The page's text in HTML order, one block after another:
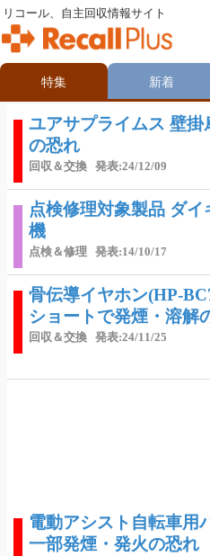
ユアサプライムス 壁掛
の恐れ
回収＆交換 発表:24/12/09
点検修理対象製品 ダ
機
点検＆修理 発表:14/10/17
骨伝導イヤホン(HP-
ショートで発煙・溶解
回収＆交換 発表:24/11/25
電動アシスト自転車用
一部発煙・発火の恐れ
リコール、自主回収情報サイト
特集 新着